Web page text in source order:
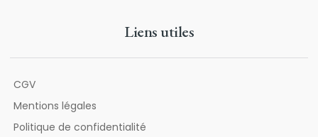
Liens utiles
CGV
Mentions légales
Politique de confidentialité